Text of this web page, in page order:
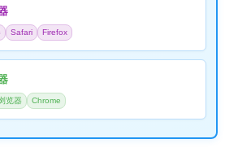
Safari Firefox
览器 Chrome